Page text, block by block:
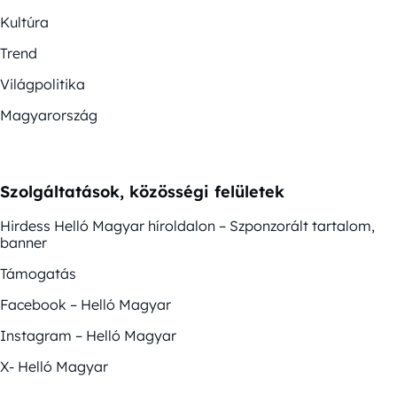
Kultúra
Trend
Világpolitika
Magyarország
Szolgáltatások, közösségi felületek
Hirdess Helló Magyar híroldalon – Szponzorált tartalom,
banner
Támogatás
Facebook – Helló Magyar
Instagram – Helló Magyar
X- Helló Magyar